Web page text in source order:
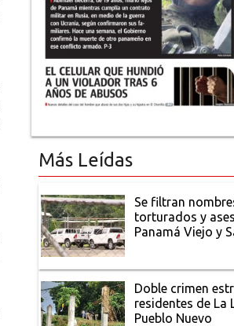
Más Leídas
Se filtran
torturados y
Panamá Viejo y
Doble crimen
residentes de La
Pueblo Nuevo